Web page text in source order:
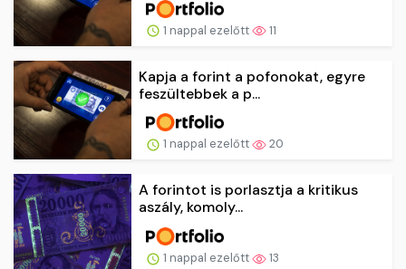
1 nappal ezelőtt 11
Kapja a forint a pofonokat, egyre
feszültebbek a p...
1 nappal ezelőtt 20
A forintot is porlasztja a kritikus
aszály, komoly...
1 nappal ezelőtt 13